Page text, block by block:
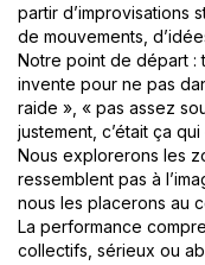
partir d’improvisations
de mouvements,
Notre point de départ :
invente pour ne pas
raide », « pas assez
justement, c’était ça qui
Nous explorerons les
ressemblent pas à
nous les placerons au
La performance
collectifs, sérieux ou